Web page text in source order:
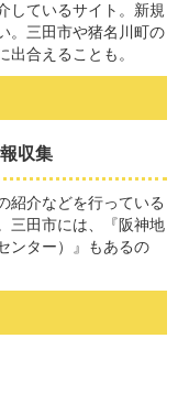
しているサイト。新規
。三田市や猪名川町の
出合えることも。
収集
紹介などを行っている
三田市には、『阪神地
ンター）』もあるの